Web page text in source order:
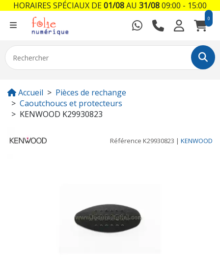
0
Accueil
Pièces de rechange
Caoutchoucs et protecteurs
KENWOOD K29930823
Référence K29930823 | KENWOOD
HORAIRES SPÉCIAUX DE01/08AU 31/0809:00 - 15:00